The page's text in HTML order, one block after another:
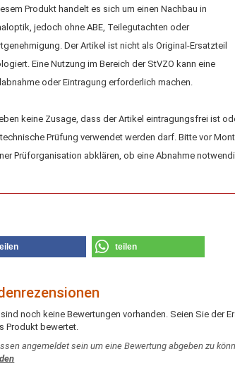
Produkt handelt es sich um einen Nachbau in
jedoch ohne ABE, Teilegutachten oder
Der Artikel ist nicht als Original-Ersatzteil
Eine Nutzung im Bereich der StVZO kann eine
oder Eintragung erforderlich machen.
keine Zusage, dass der Artikel eintragungsfrei ist
Prüfung verwendet werden darf. Bitte vor
Prüforganisation abklären, ob eine Abnahme
teilen
noch keine Bewertungen vorhanden. Seien Sie der
Produkt bewertet.
angemeldet sein um eine Bewertung abgeben zu